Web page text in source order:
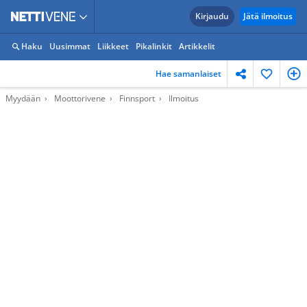
Kirjaudu Jätä ilmoitus
Haku Uusimmat Liikkeet Pikalinkit Artikkelit
Hae samanlaiset
Myydään Moottorivene Finnsport Ilmoitus